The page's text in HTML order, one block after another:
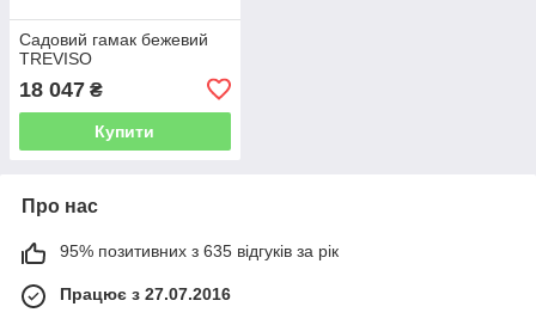
Садовий гамак бежевий
TREVISO
18 047 ₴
Купити
Про нас
95% позитивних з 635 відгуків за рік
Працює з 27.07.2016